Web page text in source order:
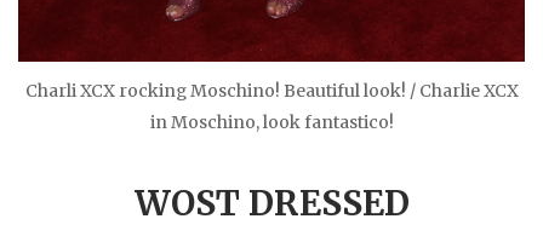
Charli XCX rocking Moschino! Beautiful look! / Charlie XCX
in Moschino, look fantastico!
WOST DRESSED